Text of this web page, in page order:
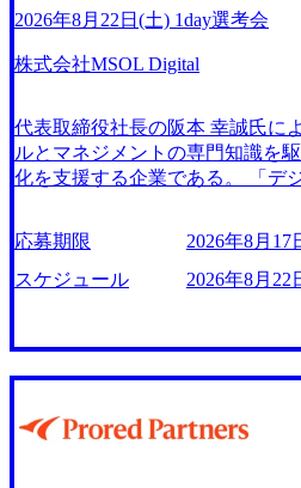
Tは創業時の社名であり、我々は
値観としてお持ちで、既に体現
行動します。 Go Higher 高い目
目標に挑戦します。 Respect All
あるコミュニケーションをとりま
ます。
a/case-studies/public-service/meti-
刷新 (https://www.accenture.com/jp-
以上（2024年5月時点）の社員を
業を顧客に売上641億ドルを誇る
員を擁しており(会計系BIG4を上
約15％と驚異的な数字となって
成長が見込まれる 多くの技術者
ンサルティングに続いて日本国
タント制度の有資格者数が多く
グローバルのポジションに自由
ル「キャリアズ・マーケットプ
者は年間約1,000名） 残業時間や
数値化することで、実行前後で
功した 18時以降の会議を原則禁
務制度の全社展開、ハラスメン
S EDGE」※ のコンセプトをもと
だくために企画した交流会です。
ードルが高い」 「まずは社員と
NNGEの雰囲気を知ってみたい
加いただきたいイベントです。
雰囲気、キャリアの考え方など
軽食やドリンクを片手に、
すめ ・IT業界やSaaS企業での営
NGEのカルチャーや働く人の雰
カジュアルに情報収集をしたい
な視点と刺激を得られる採用イ
くことのリアルな価値をお伝え
2026年8月22日(土) 1day選考会
株式会社MSOL Digital
代表取締役社長の阪本 幸誠氏に
ルとマネジメントの専門知識を
化を支援する企業である。 「デ
Xエコシステム共創のベストパー
ンに掲げ、ビジネスアジャイル®️
ータドリブン経営、Gaai生成AI
提供している。 顧客のビジネス
イズされた戦略が、業界内で高
グループなど大手企業との実績
では社員1人1人が自ら描いたキ
コンサルタントとして活躍し続
定しています。 https://
応募期限
2026年8月17
スケジュール
2026年8月22